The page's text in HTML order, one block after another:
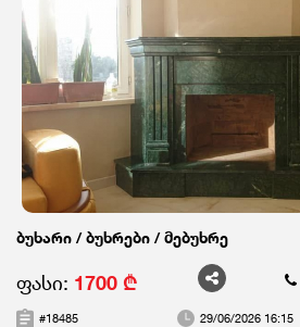
ბუხარი / ბუხრები / მებუხრე
ფასი: 1700 ₾
#18485 29/06/2026 16:15